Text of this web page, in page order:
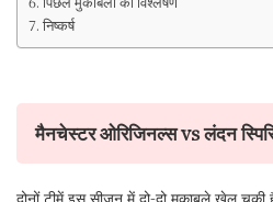
निष्कर्ष
मैनचेस्टर ओरिजिनल्स vs लंदन
दोनों टीमें इस सीजन में दो-दो मुकाबले खेल